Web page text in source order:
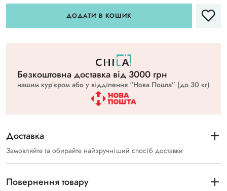
ДОДАТИ В КОШИК
Безкоштовна доставка вiд 3000 грн
нашим курʼєром або у відділення “Нова Пошта” (до 30 кг)
Доставка
Замовляйте та обирайте найзручніший спосіб доставки
Повернення товару